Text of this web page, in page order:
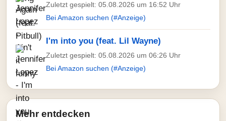
Zuletzt gespielt: 05.08.2026 um 16:52 Uhr
Bei Amazon suchen (#Anzeige)
I'm into you (feat. Lil Wayne)
Zuletzt gespielt: 05.08.2026 um 06:26 Uhr
Bei Amazon suchen (#Anzeige)
Mehr entdecken